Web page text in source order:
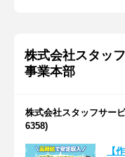
株式会社スタッ
事業本部
株式会社スタッフサー
6358)
【